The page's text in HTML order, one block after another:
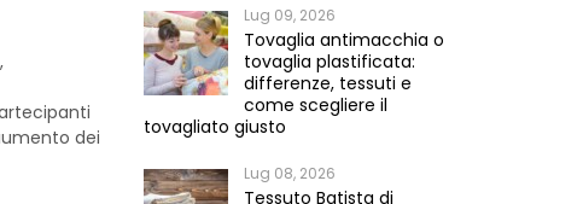
dei
Lug 09, 2026
Tovaglia antimacchia o
tovaglia plastificata:
differenze, tessuti e
come scegliere il
tovagliato giusto
Lug 08, 2026
Tessuto Batista di